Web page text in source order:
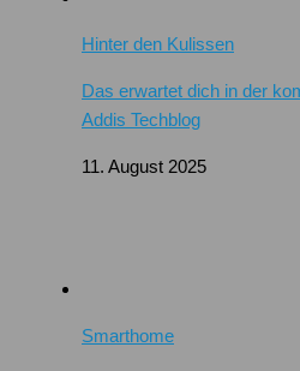
Hinter den Kulissen
Das erwartet dich in der
Addis Techblog
11. August 2025
Smarthome